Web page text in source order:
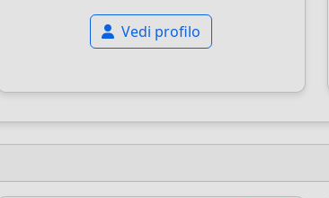
Vedi profilo